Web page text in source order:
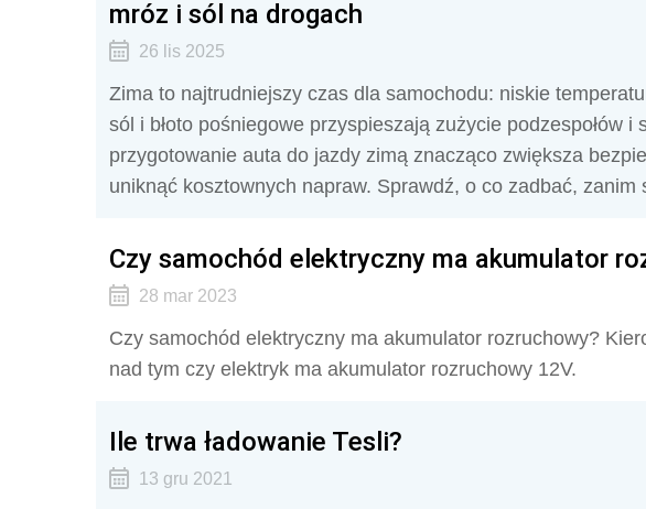
mróz i sól na drogach
26 lis 2025
Zima to najtrudniejszy czas dla samochodu: niskie
sól i błoto pośniegowe przyspieszają zużycie podzespołów
przygotowanie auta do jazdy zimą znacząco zwiększa
uniknąć kosztownych napraw. Sprawdź, o co zadbać, zanim
Czy samochód elektryczny ma akumulator
28 mar 2023
Czy samochód elektryczny ma akumulator rozruchowy?
nad tym czy elektryk ma akumulator rozruchowy 12V.
Ile trwa ładowanie Tesli?
13 gru 2021